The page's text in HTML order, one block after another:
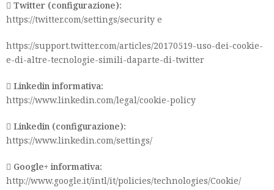
 Twitter (configurazione):
https://twitter.com/settings/security e
https://support.twitter.com/articles/20170519-uso-dei-cookie-
e-di-altre-tecnologie-simili-daparte-di-twitter
 Linkedin informativa:
https://www.linkedin.com/legal/cookie-policy
 Linkedin (configurazione):
https://www.linkedin.com/settings/
 Google+ informativa:
http://www.google.it/intl/it/policies/technologies/Cookie/